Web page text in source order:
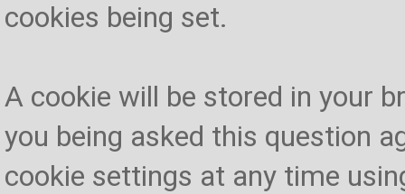
cookies being set.
A cookie will be stored in your
you being asked this question
cookie settings at any time